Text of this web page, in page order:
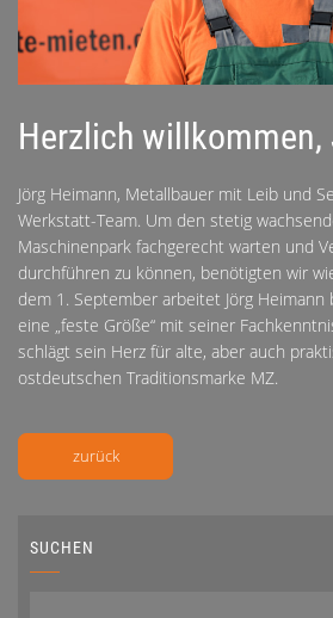
FDS CA
KONTAKT
Herzlich willkommen,
Jörg Heimann, Metallbauer mit Leib und
Werkstatt-Team. Um den stetig
Maschinenpark fachgerecht warten und
durchführen zu können, benötigten wir
dem 1. September arbeitet Jörg
eine „feste Größe“ mit seiner
schlägt sein Herz für alte, aber auch
ostdeutschen Traditionsmarke MZ.
zurück
SUCHEN